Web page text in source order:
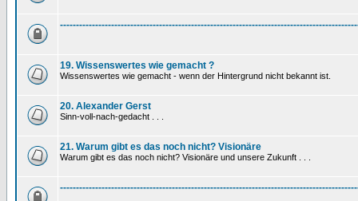
19. Wissenswertes wie gemacht ?
Wissenswertes wie gemacht - wenn der Hintergrund nicht bekannt ist.
20. Alexander Gerst
Sinn-voll-nach-gedacht . . .
21. Warum gibt es das noch nicht? Visionäre
Warum gibt es das noch nicht? Visionäre und unsere Zukunft . . .